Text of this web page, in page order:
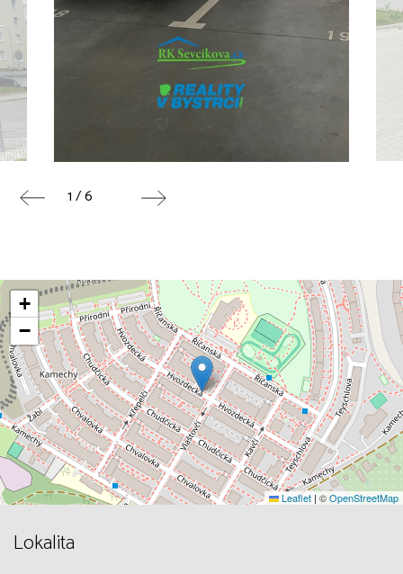
1 / 6
+
−
Leaflet | ©OpenStreetMap
Lokalita